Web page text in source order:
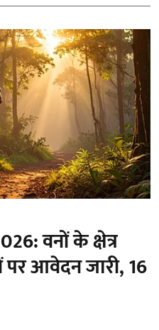
वनों के क्षेत्र
पर आवेदन जारी, 16